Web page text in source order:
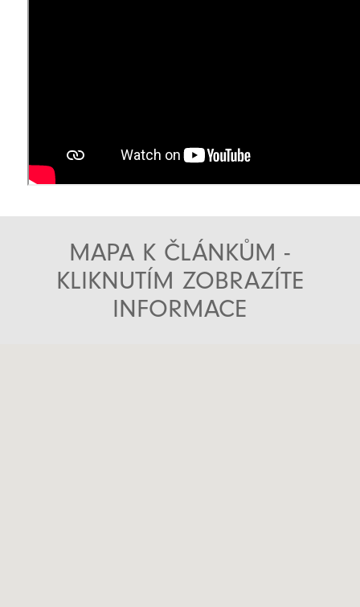
MAPA K ČLÁNKŮM -
KLIKNUTÍM ZOBRAZÍTE
INFORMACE